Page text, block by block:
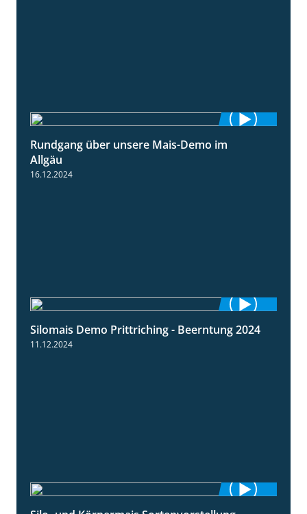
Rundgang über unsere Mais-Demo im
Allgäu
16.12.2024
12:28
Silomais Demo Prittriching - Beerntung 2024
11.12.2024